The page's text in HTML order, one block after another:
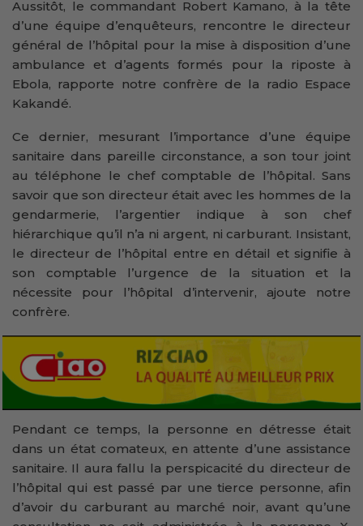
Aussitôt, le commandant Robert Kamano, à la tête
d’une équipe d’enquêteurs, rencontre le directeur
général de l’hôpital pour la mise à disposition d’une
ambulance et d’agents formés pour la riposte à
Ebola, rapporte notre confrère de la radio Espace
Kakandé.
Ce dernier, mesurant l’importance d’une équipe
sanitaire dans pareille circonstance, a son tour joint
au téléphone le chef comptable de l’hôpital. Sans
savoir que son directeur était avec les hommes de la
gendarmerie, l’argentier indique à son chef
hiérarchique qu’il n’a ni argent, ni carburant. Insistant,
le directeur de l’hôpital entre en détail et signifie à
son comptable l’urgence de la situation et la
nécessite pour l’hôpital d’intervenir, ajoute notre
confrère.
Pendant ce temps, la personne en détresse était
dans un état comateux, en attente d’une assistance
sanitaire. Il aura fallu la perspicacité du directeur de
l’hôpital qui est passé par une tierce personne, afin
d’avoir du carburant au marché noir, avant qu’une